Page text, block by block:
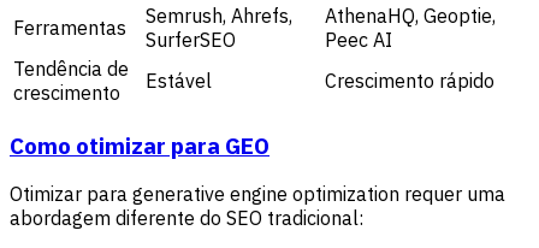
Ferramentas
Semrush, Ahrefs,
SurferSEO
AthenaHQ, Geoptie,
Peec AI
Tendência de
crescimento
Estável Crescimento rápido
Como otimizar para GEO
Otimizar para generative engine optimization requer uma
abordagem diferente do SEO tradicional: